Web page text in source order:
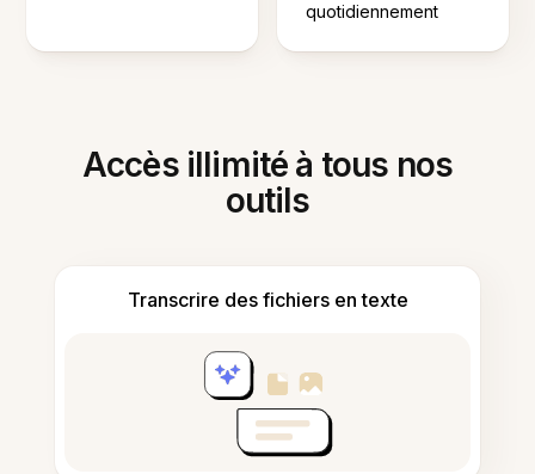
quotidiennement
Accès illimité à tous nos
outils
Transcrire des fichiers en texte